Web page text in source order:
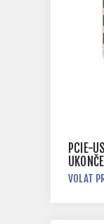
PCIE-
VOLAT